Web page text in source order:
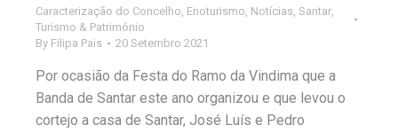
Caracterização do Concelho, Enoturismo, Notícias, Santar,
Turismo & Património
By Filipa Pais 20 Setembro 2021
Por ocasião da Festa do Ramo da Vindima que a
Banda de Santar este ano organizou e que levou o
cortejo a casa de Santar, José Luís e Pedro